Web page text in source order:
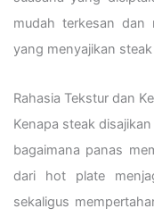
mudah terkesan dan
yang menyajikan
Rahasia Tekstur dan
Kenapa steak
bagaimana panas
dari hot plate
sekaligus